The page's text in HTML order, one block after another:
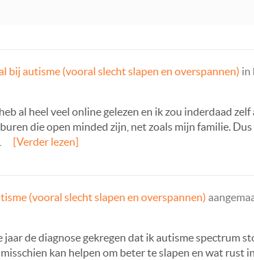
bij autisme (vooral slecht slapen en overspannen) in
al heel veel online gelezen en ik zou inderdaad
die open minded zijn, net zoals mijn familie.
[Verder lezen]
(vooral slecht slapen en overspannen)
de diagnose gekregen dat ik autisme spectrum
kan helpen om beter te slapen en wat rust